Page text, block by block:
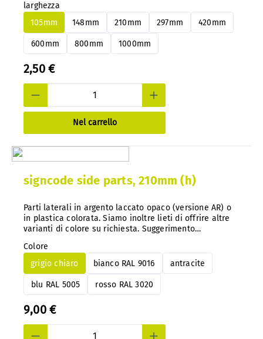
facilmente i pannelli in alluminio o PS in qualsiasi
momento e in un secondo momento, senza smontarli.
larghezza
105mm
148mm 210mm 297mm 420mm
600mm 800mm 1000mm
2,50 €
Nel carrello
signcode side parts, 210mm (h)
Parti laterali in argento laccato opaco (versione AR) o
in plastica colorata. Siamo inoltre lieti di offrire altre
varianti di colore su richiesta. Suggerimento
modificare facilmente il codice colore in qualsiasi
momento e in un secondo momento, senza doverlo
smontare.
Colore
grigio chiaro
bianco RAL 9016 antracite
blu RAL 5005 rosso RAL 3020
9,00 €